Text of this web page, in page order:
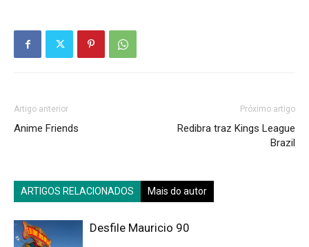
Artigo anterior
Anime Friends
Próximo artigo
Redibra traz Kings League
Brazil
ARTIGOS RELACIONADOS Mais do autor
Desfile Mauricio 90